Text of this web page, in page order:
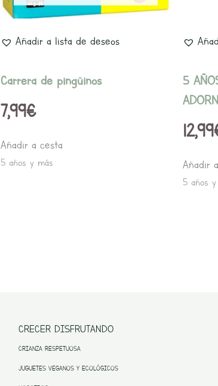
Añadir a lista de deseos
Carrera de pingüinos
7,99€
Añadir a cesta
5 años y más
5
12,99
Añadir
5 años
CRECER DISFRUTANDO
CRIANZA RESPETUOSA
JUGUETES VEGANOS Y ECOLÓGICOS